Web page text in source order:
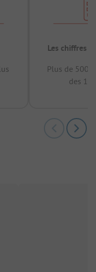
Les chiffres
Plus de
des 12